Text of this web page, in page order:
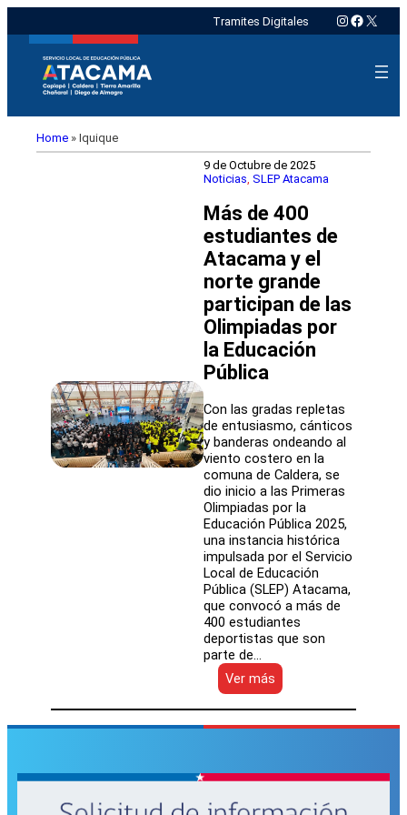
Tramites Digitales Instagram
X
Home » Iquique
9 de Octubre de 2025
Noticias, SLEP Atacama
Más de 400
estudiantes de
Atacama y el
norte grande
participan de las
Olimpiadas por
la Educación
Pública
Con las gradas repletas
de entusiasmo, cánticos
y banderas ondeando al
viento costero en la
comuna de Caldera, se
dio inicio a las Primeras
Olimpiadas por la
Educación Pública 2025,
una instancia histórica
impulsada por el Servicio
Local de Educación
Pública (SLEP) Atacama,
que convocó a más de
400 estudiantes
deportistas que son
parte de…
Ver más
Más
de
400
Atacama
el